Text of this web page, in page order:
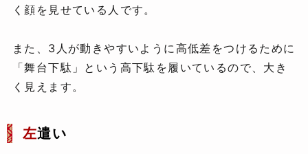
く顔を見せている人です。
また、3人が動きやすいように高低差をつけるために
「舞台下駄」という高下駄を履いているので、大き
く見えます。
左遣い